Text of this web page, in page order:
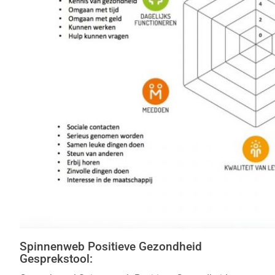
Spinnenweb Positieve Gezondheid
Gesprekstool: